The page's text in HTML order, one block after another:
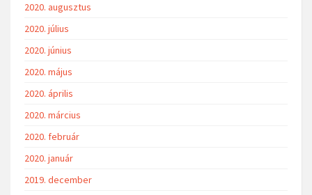
2020. augusztus
2020. július
2020. június
2020. május
2020. április
2020. március
2020. február
2020. január
2019. december